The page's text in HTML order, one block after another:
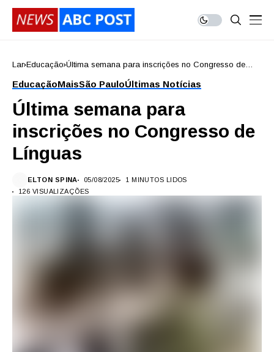
Lar Educação Última semana para inscrições no Congresso de
EducaçãoMaisSão PauloÚltimas Notícias
Última semana para
inscrições no Congresso de
Línguas
ELTON SPINA 05/08/2025
1 MINUTOS LIDOS
126 VISUALIZAÇÕES